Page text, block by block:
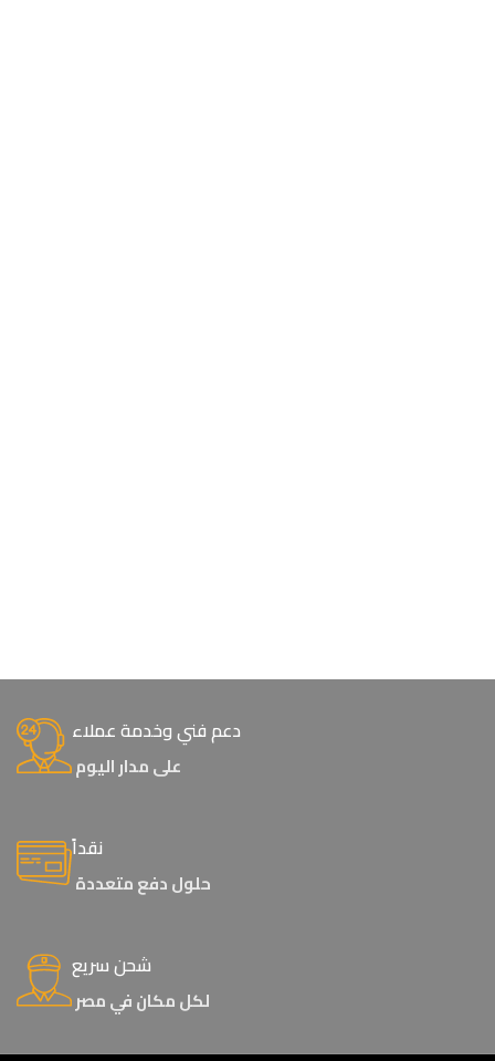
دعم فني وخدمة عملاء
على مدار اليوم
نقداً
حلول دفع متعددة
شحن سريع
لكل مكان في مصر